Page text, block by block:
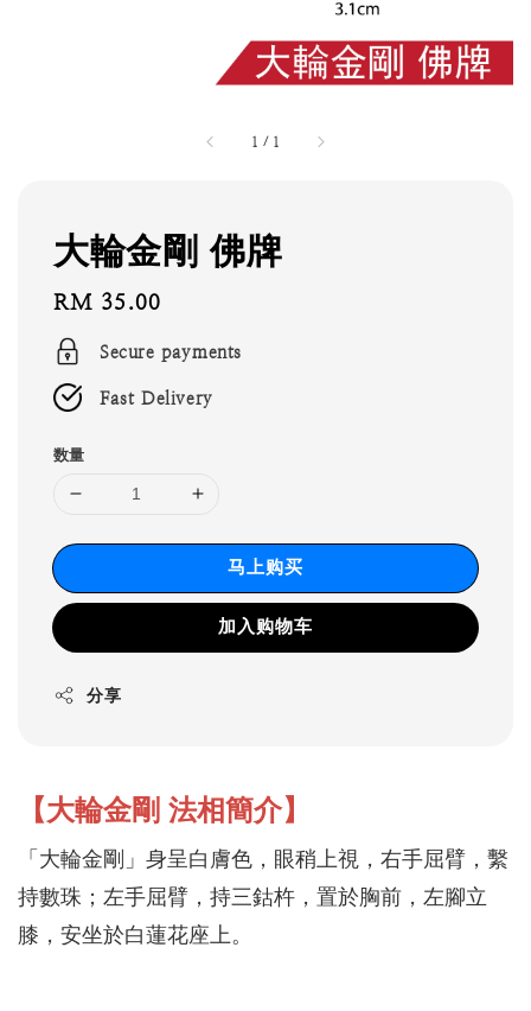
1 / 1
大輪金剛 佛牌
Regular
price
RM 35.00
Secure payments
Fast Delivery
数量
马上购买
加入购物车
分享
【大輪金剛 法相簡介】
「大輪金剛」身呈白膚色，眼稍上視，右手屈臂，繫
持數珠；左手屈臂，持三鈷杵，置於胸前，左腳立
膝，安坐於白蓮花座上。